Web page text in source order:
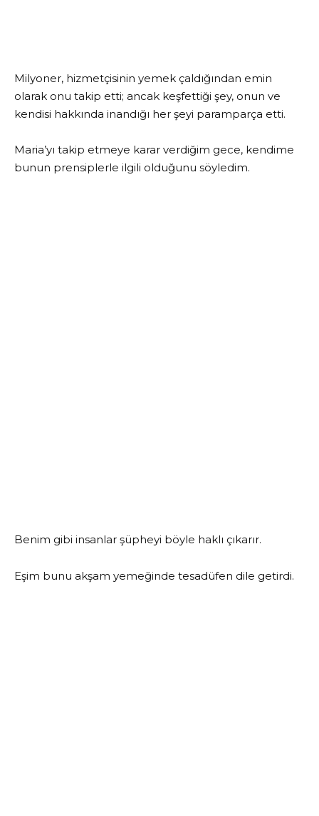
Milyoner, hizmetçisinin yemek çaldığından emin
olarak onu takip etti; ancak keşfettiği şey, onun ve
kendisi hakkında inandığı her şeyi paramparça etti.
Maria’yı takip etmeye karar verdiğim gece, kendime
bunun prensiplerle ilgili olduğunu söyledim.
Benim gibi insanlar şüpheyi böyle haklı çıkarır.
Eşim bunu akşam yemeğinde tesadüfen dile getirdi.